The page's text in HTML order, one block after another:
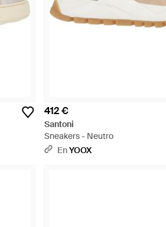
412 €
Santoni
Sneakers - Neutro
EnYOOX